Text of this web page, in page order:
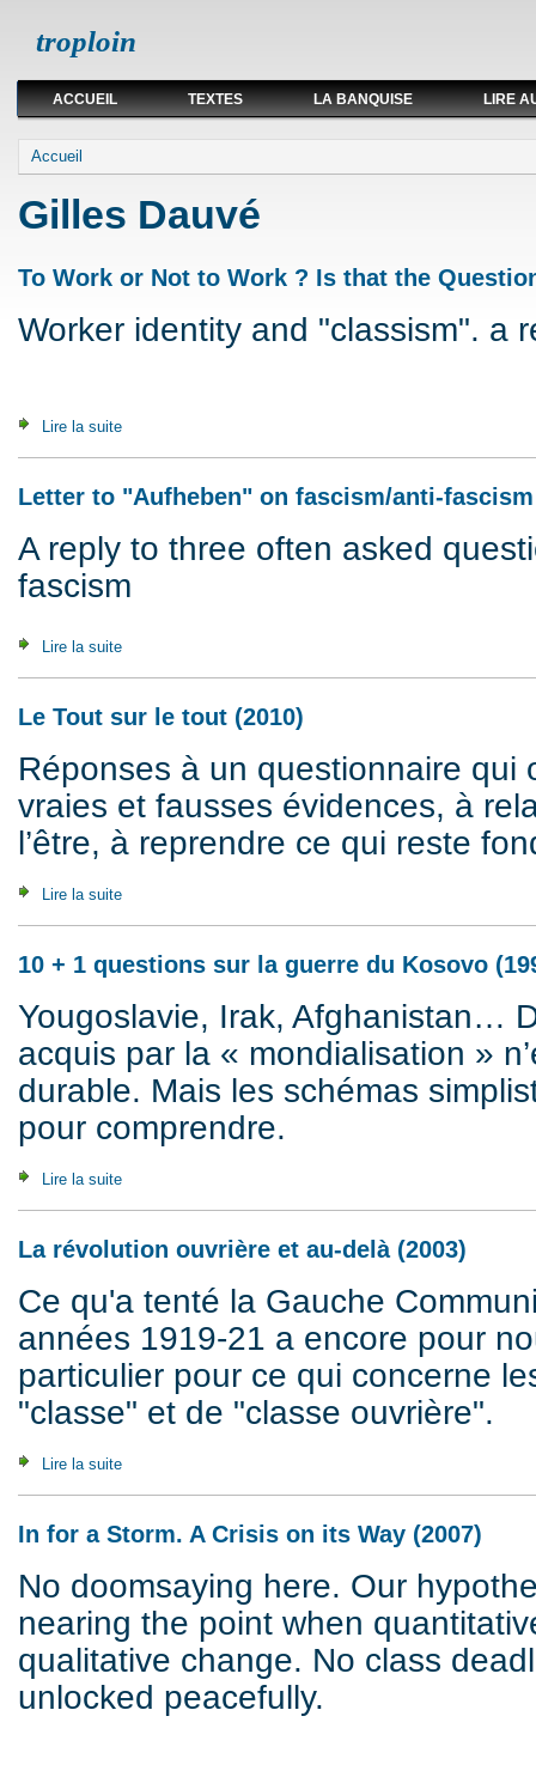
troploin
ACCUEIL TEXTES LA BANQUISE LIRE
Vous êtes ici
Accueil
Gilles Dauvé
To Work or Not to Work ? Is that the
Worker identity and "classism". a
Lire la suite
Letter to "Aufheben" on fascism/anti-fascism
A reply to three often asked
fascism
Lire la suite
Le Tout sur le tout (2010)
Réponses à un questionnaire qui
vraies et fausses évidences, à
l’être, à reprendre ce qui reste
Lire la suite
10 + 1 questions sur la guerre du Kosovo
Yougoslavie, Irak, Afghanistan…
acquis par la « mondialisation »
durable. Mais les schémas
pour comprendre.
Lire la suite
La révolution ouvrière et au-delà (2003)
Ce qu'a tenté la Gauche
années 1919-21 a encore pour
particulier pour ce qui concerne
"classe" et de "classe ouvrière".
Lire la suite
In for a Storm. A Crisis on its Way (2007)
No doomsaying here. Our
nearing the point when
qualitative change. No class
unlocked peacefully.